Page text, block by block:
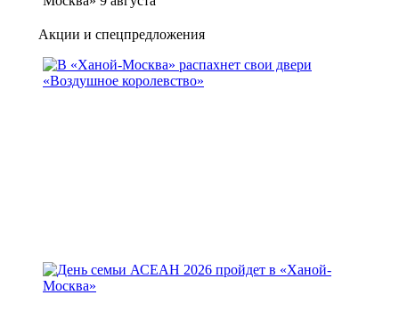
Акции и спецпредложения